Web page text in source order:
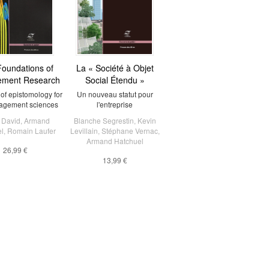
of
Research
epistomology for
sciences
Armand
Romain Laufer
26,99 €
La « Société à Objet
Social Étendu »
Un nouveau statut pour
l'entreprise
Blanche Segrestin Kevin
Levillain Stéphane Vernac,
Armand Hatchuel
13,99 €